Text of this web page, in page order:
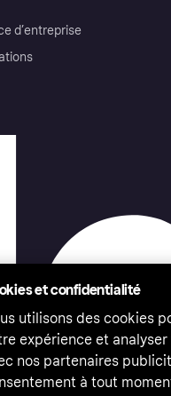
d’entreprise
et confidentialité
utilisons des cookies
expérience et
nos partenaires
à tout